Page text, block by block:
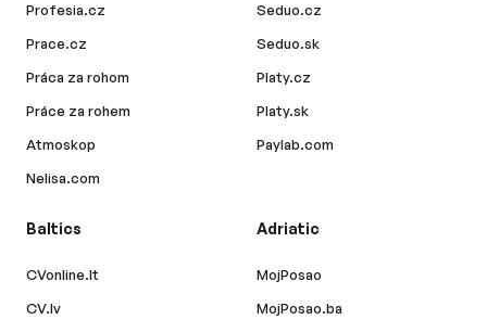
Profesia.cz
Prace.cz
Práca za rohom
Práce za rohem
Atmoskop
Nelisa.com
Seduo.cz
Seduo.sk
Platy.cz
Platy.sk
Paylab.com
Baltics
CVonline.lt
CV.lv
Adriatic
MojPosao
MojPosao.ba